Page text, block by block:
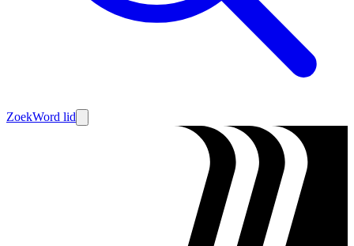
ZoekWord lid